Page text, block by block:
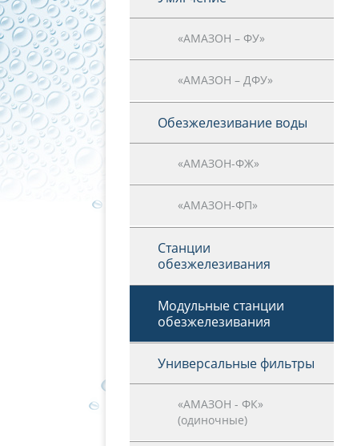
«АМАЗОН – ФУ»
«АМАЗОН – ДФУ»
Обезжелезивание воды
«АМАЗОН-ФЖ»
«АМАЗОН-ФП»
Станции
обезжелезивания
Модульные станции
обезжелезивания
Универсальные фильтры
«АМАЗОН - ФК»
(одиночные)